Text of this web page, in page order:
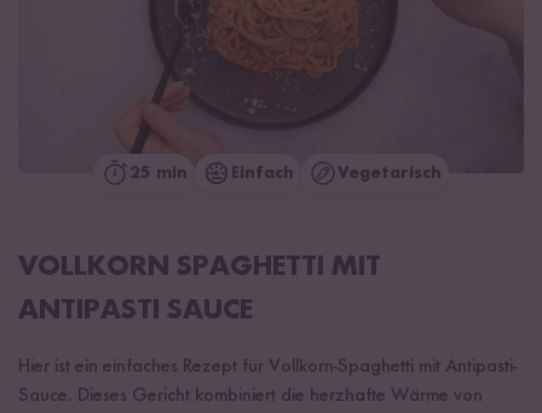
25 min Einfach Vegetarisch
VOLLKORN SPAGHETTI MIT
ANTIPASTI SAUCE
Hier ist ein einfaches Rezept für Vollkorn-Spaghetti mit Antipasti-
Sauce. Dieses Gericht kombiniert die herzhafte Wärme von